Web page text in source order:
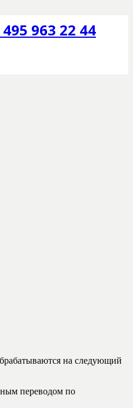
495 963 22 44
на следующий
переводом по